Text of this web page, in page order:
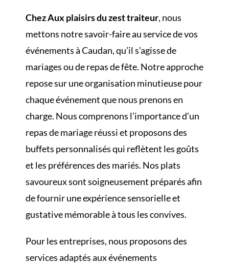
Chez Aux plaisirs du zest traiteur, nous
mettons notre savoir-faire au service de vos
événements à Caudan, qu’il s’agisse de
mariages ou de repas de fête. Notre approche
repose sur une organisation minutieuse pour
chaque événement que nous prenons en
charge. Nous comprenons l’importance d’un
repas de mariage réussi et proposons des
buffets personnalisés qui reflètent les goûts
et les préférences des mariés. Nos plats
savoureux sont soigneusement préparés afin
de fournir une expérience sensorielle et
gustative mémorable à tous les convives.
Pour les entreprises, nous proposons des
services adaptés aux événements